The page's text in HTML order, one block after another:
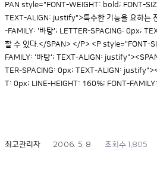
PAN style="FONT-WEIGHT: bold; FONT-
TEXT-ALIGN: justify">특수한 기능을 요하
-FAMILY: '바탕'; LETTER-SPACING: 0px;
할 수 있다.</SPAN> </P> <P style="FONT-
FAMILY: '바탕'; TEXT-ALIGN:
TER-SPACING: 0px; TEXT-ALIGN:
T: 0px; LINE-HEIGHT: 160%; FONT-
최고관리자 2006. 5. 8 조회수 1,805